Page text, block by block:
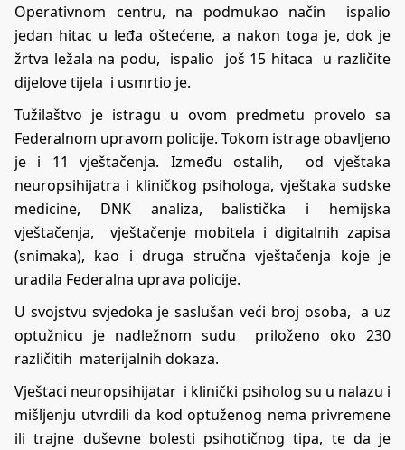
Operativnom centru, na podmukao način ispalio
jedan hitac u leđa oštećene, a nakon toga je, dok je
žrtva ležala na podu, ispalio još 15 hitaca u različite
dijelove tijela i usmrtio je.
Tužilaštvo je istragu u ovom predmetu provelo sa
Federalnom upravom policije. Tokom istrage obavljeno
je i 11 vještačenja. Između ostalih, od vještaka
neuropsihijatra i kliničkog psihologa, vještaka sudske
medicine, DNK analiza, balistička i hemijska
vještačenja, vještačenje mobitela i digitalnih zapisa
(snimaka), kao i druga stručna vještačenja koje je
uradila Federalna uprava policije.
U svojstvu svjedoka je saslušan veći broj osoba, a uz
optužnicu je nadležnom sudu priloženo oko 230
različitih materijalnih dokaza.
Vještaci neuropsihijatar i klinički psiholog su u nalazu i
mišljenju utvrdili da kod optuženog nema privremene
ili trajne duševne bolesti psihotičnog tipa, te da je